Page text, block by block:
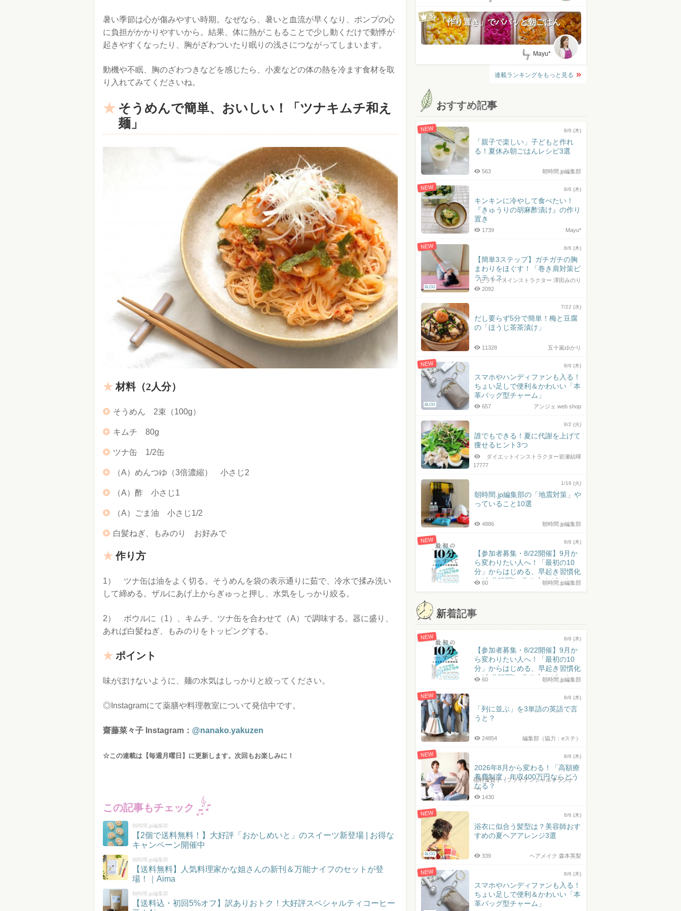
暑い季節は心が傷みやすい時期。なぜなら、暑いと血流が早くなり、ポンプの心
に負担がかかりやすいから。結果、体に熱がこもることで少し動くだけで動悸が
起きやすくなったり、胸がざわついたり眠りの浅さにつながってしまいます。
動機や不眠、胸のざわつきなどを感じたら、小麦などの体の熱を冷ます食材を取
り入れてみてくださいね。
そうめんで簡単、おいしい！「ツナキムチ和え
麺」
材料（2人分）
そうめん 2束（100g）
キムチ 80g
ツナ缶 1/2缶
（A）めんつゆ（3倍濃縮） 小さじ2
（A）酢 小さじ1
（A）ごま油 小さじ1/2
白髪ねぎ、もみのり お好みで
作り方
1） ツナ缶は油をよく切る。そうめんを袋の表示通りに茹で、冷水で揉み洗い
して締める。ザルにあげ上からぎゅっと押し、水気をしっかり絞る。
2） ボウルに（1）、キムチ、ツナ缶を合わせて（A）で調味する。器に盛り、
あれば白髪ねぎ、もみのりをトッピングする。
ポイント
味がぼけないように、麺の水気はしっかりと絞ってください。
◎Instagramにて薬膳や料理教室について発信中です。
齋藤菜々子 Instagram： @nanako.yakuzen
☆この連載は【毎週月曜日】に更新します。次回もお楽しみに！
この記事もチェック
朝時間.jp編集部
【2個で送料無料！】大好評「おかしめいと」のスイーツ新登場 | お得な
キャンペーン開催中
朝時間.jp編集部
【送料無料】人気料理家かな姐さんの新刊＆万能ナイフのセットが登
場！｜Aima
朝時間.jp編集部
【送料込・初回5%オフ】訳ありおトク！大好評スペシャルティコーヒー
「作り置き」でパパッと朝ごはん
by: Mayu*
連載ランキングをもっと見る
おすすめ記事
NEW 8/6 (木)
「親子で楽しい」子どもと作れ
る！夏休み朝ごはんレシピ3選
朝時間.jp編集部
563
NEW 8/6 (木)
キンキンに冷やして食べたい！
『きゅうりの胡麻酢漬け』の作り
置き
Mayu*
1739
NEW
BLOG
8/6 (木)
【簡単3ステップ】ガチガチの胸
まわりをほぐす！「巻き肩対策ピ
ラティス」
ピラティスインストラクター 澤田みのり
2092
7/22 (水)
だし要らず5分で簡単！梅と豆腐
の「ほうじ茶茶漬け」
五十嵐ゆかり
11328
NEW
BLOG
8/6 (木)
スマホやハンディファンも入る！
ちょい足しで便利＆かわいい「本
革バッグ型チャーム」
アンジェ web shop
657
8/2 (火)
誰でもできる！夏に代謝を上げて
痩せるヒント3つ
ダイエットインストラクター岩瀬結暉
17777
1/16 (火)
朝時間.jp編集部の「地震対策」や
っていること10選
朝時間.jp編集部
4886
NEW 8/6 (木)
【参加者募集・8/22開催】9月か
ら変わりたい人へ！「最初の10
分」からはじめる、早起き習慣化
と“自分時間”の作り方｜ゲスト：
朝時間.jp編集部
60
新着記事
NEW 8/6 (木)
【参加者募集・8/22開催】9月か
ら変わりたい人へ！「最初の10
分」からはじめる、早起き習慣化
と“自分時間”の作り方｜ゲスト：
朝時間.jp編集部
60
NEW 8/6 (木)
「列に並ぶ」を3単語の英語で言
うと？
編集部（協力：eステ）
24854
NEW 8/6 (木)
2026年8月から変わる！「高額療
養費制度」年収400万円ならどう
なる？
稲村優貴子（ファイナンシャルプランナ
ー）
1430
NEW
BLOG
8/6 (木)
浴衣に似合う髪型は？美容師おす
すめの夏ヘアアレンジ3選
ヘアメイク 森本英梨
339
NEW 8/6 (木)
スマホやハンディファンも入る！
ちょい足しで便利＆かわいい「本
革バッグ型チャーム」